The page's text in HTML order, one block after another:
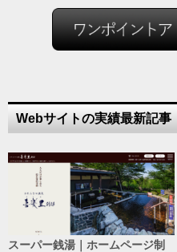
Webサイトの実績最新記事
スーパー銭湯｜ホームページ制